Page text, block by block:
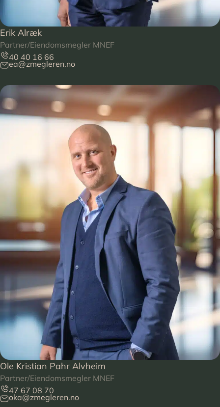
Erik Alræk
Partner/Eiendomsmegler MNEF
40 40 16 66
ea@zmegleren.no
Ole Kristian Pahr Alvheim
Partner/Eiendomsmegler MNEF
47 67 08 70
oka@zmegleren.no